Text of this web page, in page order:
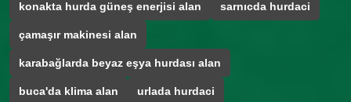
konakta hurda güneş enerjisi alan sarnıcda hurdaci
çamaşır makinesi alan
karabağlarda beyaz eşya hurdası alan
buca'da klima alan urlada hurdaci